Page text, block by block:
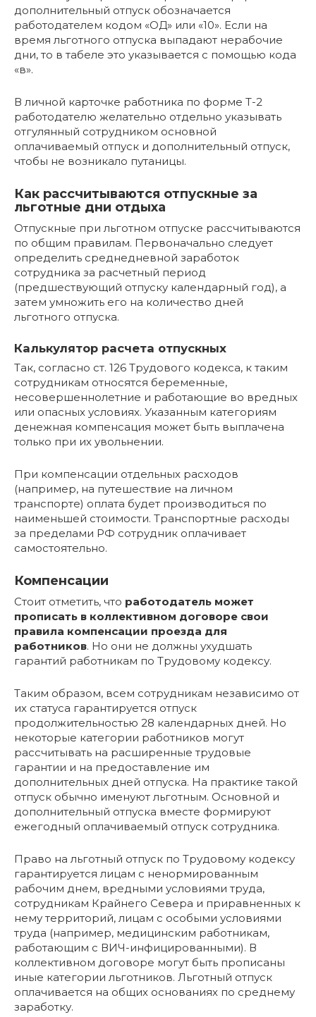
дополнительный отпуск обозначается
работодателем кодом «ОД» или «10». Если на
время льготного отпуска выпадают нерабочие
дни, то в табеле это указывается с помощью кода
«в».
В личной карточке работника по форме Т-2
работодателю желательно отдельно указывать
отгулянный сотрудником основной
оплачиваемый отпуск и дополнительный отпуск,
чтобы не возникало путаницы.
Как рассчитываются отпускные за
льготные дни отдыха
Отпускные при льготном отпуске рассчитываются
по общим правилам. Первоначально следует
определить среднедневной заработок
сотрудника за расчетный период
(предшествующий отпуску календарный год), а
затем умножить его на количество дней
льготного отпуска.
Калькулятор расчета отпускных
Так, согласно ст. 126 Трудового кодекса, к таким
сотрудникам относятся беременные,
несовершеннолетние и работающие во вредных
или опасных условиях. Указанным категориям
денежная компенсация может быть выплачена
только при их увольнении.
При компенсации отдельных расходов
(например, на путешествие на личном
транспорте) оплата будет производиться по
наименьшей стоимости. Транспортные расходы
за пределами РФ сотрудник оплачивает
самостоятельно.
Компенсации
Стоит отметить, что работодатель может
прописать в коллективном договоре свои
правила компенсации проезда для
работников. Но они не должны ухудшать
гарантий работникам по Трудовому кодексу.
Таким образом, всем сотрудникам независимо от
их статуса гарантируется отпуск
продолжительностью 28 календарных дней. Но
некоторые категории работников могут
рассчитывать на расширенные трудовые
гарантии и на предоставление им
дополнительных дней отпуска. На практике такой
отпуск обычно именуют льготным. Основной и
дополнительный отпуска вместе формируют
ежегодный оплачиваемый отпуск сотрудника.
Право на льготный отпуск по Трудовому кодексу
гарантируется лицам с ненормированным
рабочим днем, вредными условиями труда,
сотрудникам Крайнего Севера и приравненных к
нему территорий, лицам с особыми условиями
труда (например, медицинским работникам,
работающим с ВИЧ-инфицированными). В
коллективном договоре могут быть прописаны
иные категории льготников. Льготный отпуск
оплачивается на общих основаниях по среднему
заработку.